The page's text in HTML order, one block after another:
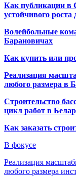
Как публикации
устойчивого роста
Волейбольные
Барановичах
Как купить или
Реализация
любого размера в
Строительство
цикл работ в
Как заказать
В фокусе
Реализация
любого размера